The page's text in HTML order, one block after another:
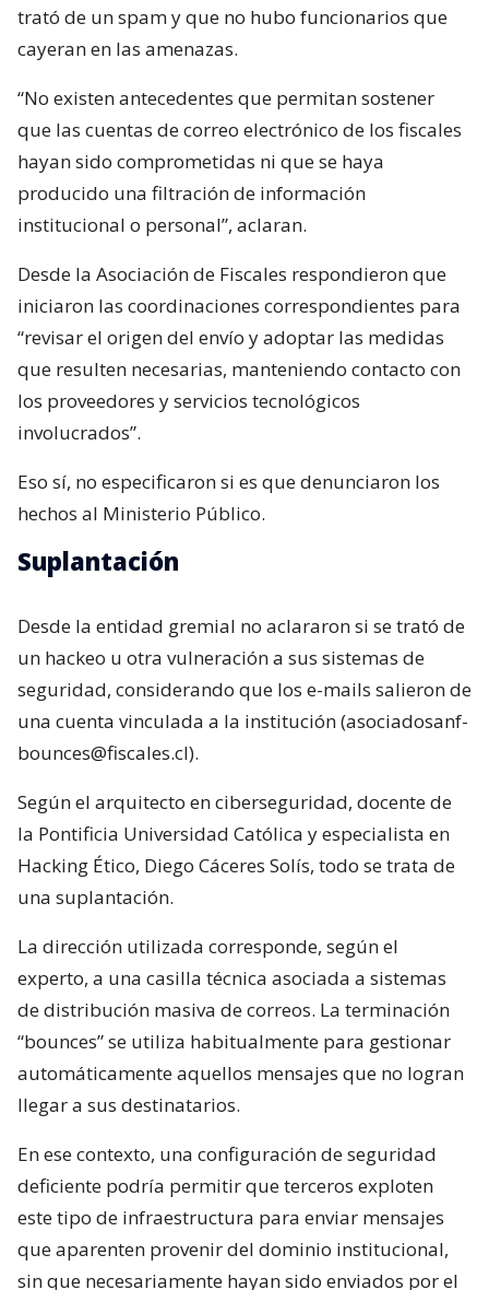
trató de un spam y que no hubo funcionarios que
cayeran en las amenazas.
“No existen antecedentes que permitan sostener
que las cuentas de correo electrónico de los fiscales
hayan sido comprometidas ni que se haya
producido una filtración de información
institucional o personal”, aclaran.
Desde la Asociación de Fiscales respondieron que
iniciaron las coordinaciones correspondientes para
“revisar el origen del envío y adoptar las medidas
que resulten necesarias, manteniendo contacto con
los proveedores y servicios tecnológicos
involucrados”.
Eso sí, no especificaron si es que denunciaron los
hechos al Ministerio Público.
Suplantación
Desde la entidad gremial no aclararon si se trató de
un hackeo u otra vulneración a sus sistemas de
seguridad, considerando que los e-mails salieron de
una cuenta vinculada a la institución (asociadosanf-
bounces@fiscales.cl).
Según el arquitecto en ciberseguridad, docente de
la Pontificia Universidad Católica y especialista en
Hacking Ético, Diego Cáceres Solís, todo se trata de
una suplantación.
La dirección utilizada corresponde, según el
experto, a una casilla técnica asociada a sistemas
de distribución masiva de correos. La terminación
“bounces” se utiliza habitualmente para gestionar
automáticamente aquellos mensajes que no logran
llegar a sus destinatarios.
En ese contexto, una configuración de seguridad
deficiente podría permitir que terceros exploten
este tipo de infraestructura para enviar mensajes
que aparenten provenir del dominio institucional,
sin que necesariamente hayan sido enviados por el